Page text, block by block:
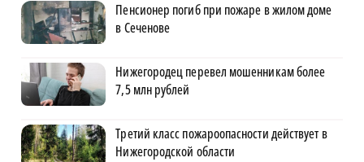
Пенсионер погиб при пожаре в жилом доме
в Сеченове
Нижегородец перевел мошенникам более
7,5 млн рублей
Третий класс пожароопасности действует в
Нижегородской области